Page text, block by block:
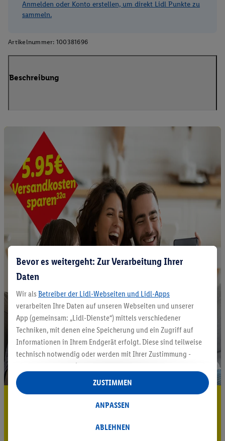
Anmelden oder Konto erstellen, um direkt Lidl Punkte zu
sammeln.
Artikelnummer: 100381696
Beschreibung
5.95 € Versand sparen³²ᵃ
Bevor es weitergeht: Zur Verarbeitung Ihrer
Daten
Wir als Betreiber der Lidl-Webseiten und Lidl-Apps
verarbeiten Ihre Daten auf unseren Webseiten und unserer
App (gemeinsam: „Lidl-Dienste“) mittels verschiedener
Techniken, mit denen eine Speicherung und ein Zugriff auf
Informationen in Ihrem Endgerät erfolgt. Diese sind teilweise
technisch notwendig oder werden mit Ihrer Zustimmung -
auch durch Partner (u.a.
Verantwortliche; im Zusammenhang mit dem IAB TCF
insgesamt
Statistik-Erstellung oder für personalisierte Werbung
Datenverarbeitungen für personalisierte Werbung werden
ABLEHNEN
ANPASSEN
ZUSTIMMEN